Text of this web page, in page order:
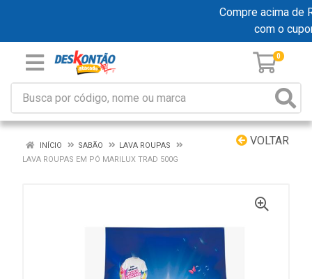
Compre acima de
com o
0
VOLTAR
INÍCIO SABÃO
LAVA ROUPAS
LAVA ROUPAS EM PÓ MARILUX TRAD 500G